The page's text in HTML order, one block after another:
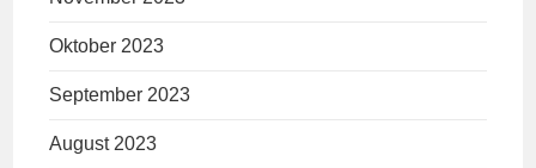
Oktober 2023
September 2023
August 2023